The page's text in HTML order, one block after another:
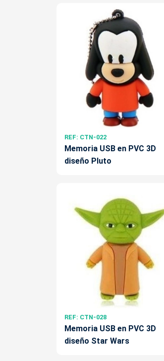
REF: CTN-022
Memoria USB en PVC 3D
diseño Pluto
REF: CTN-028
Memoria USB en PVC 3D
diseño Star Wars